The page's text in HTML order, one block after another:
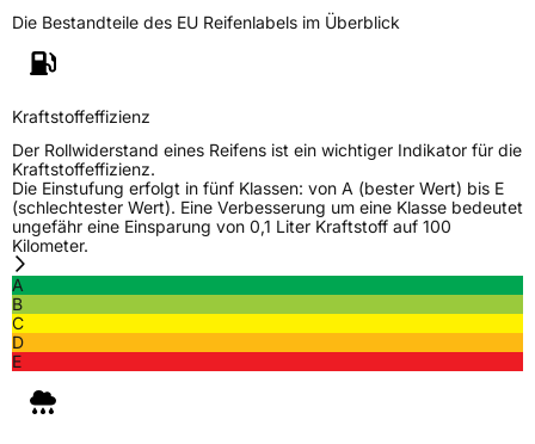
Weitere Eigenschaften
Schlauchtyp
Zustand Neureifen
C-ReifenJa
EU Label
Rollgeräusch (Klasse)
Die Bestandteile des EU Reifenlabels im Überblick
Kraftstoffeffizienz
Der Rollwiderstand eines Reifens ist ein wichtiger Indikator für die
Kraftstoffeffizienz.
Die Einstufung erfolgt in fünf Klassen: von A (bester Wert) bis E
(schlechtester Wert). Eine Verbesserung um eine Klasse bedeutet
ungefähr eine Einsparung von 0,1 Liter Kraftstoff auf 100
Kilometer.
A
B
C
D
E